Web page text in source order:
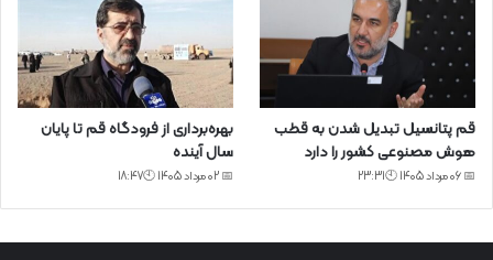
قم پتانسیل تبدیل شدن به قطب
هوش مصنوعی کشور را دارد
📅 06 مرداد 1405 🕙23:31
بهره‌برداری از فرودگاه قم تا پایان
سال آینده
📅 02 مرداد 1405 🕙18:47